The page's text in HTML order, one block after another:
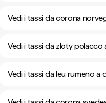
Vedi i tassi da corona
Vedi i tassi da zloty polacco
Vedi i tassi da leu rumeno a